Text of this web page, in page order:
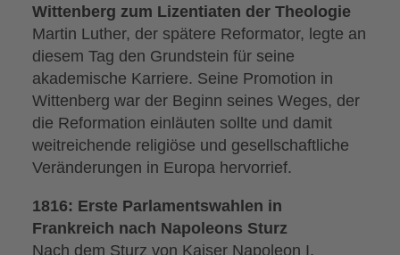
Wittenberg zum Lizentiaten der Theologie
Martin Luther, der spätere Reformator, legte an
diesem Tag den Grundstein für seine
akademische Karriere. Seine Promotion in
Wittenberg war der Beginn seines Weges, der
die Reformation einläuten sollte und damit
weitreichende religiöse und gesellschaftliche
Veränderungen in Europa hervorrief.
1816: Erste Parlamentswahlen in
Frankreich nach Napoleons Sturz
Nach dem Sturz von Kaiser Napoleon I.